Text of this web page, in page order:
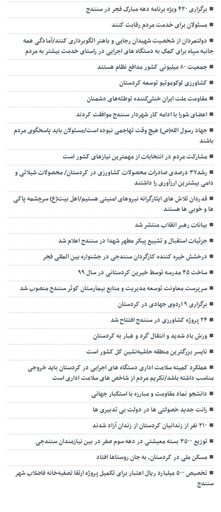
برگزاری ۴۲۰ ویژه برنامه دهه مبارک فجر در سنندج
مسئولان برای خدمت مردم رقابت کنند
دولتمردان از شخصیت شهیدان رجایی و باهنر الگوبرداری کنند/آمادگی همه
جانبه سپاه برای کمک به دستگاه های اجرایی در راستای خدمت بیشتر به مردم
جمعیت ۸۰ میلیونی کشور مدافع نظام هستند
کشاورزی لوکوموتیو توسعه کردستان
مقاومت ملت ایران خنثی‌کننده توطئه‌های دشمنان
اعضای شورا با ادامه کار شهردار سنندج موافقت کردند
جهاد رسول الله(ص) هیچ وقت تهاجمی نبوده است/مسئولان باید پاسخگوی مردم
باشند
مشارکت مردم در انتخابات از مهمترین نیازهای کشور است
رشد۳۷ درصدی صادرات محصولات کشاورزی در کردستان/ محصولات شیلاتی و
دامی بیشترین ارزآوری را داشتند
قدردان تلاش های ایثارگرانه نیروهای امنیتی هستیم/اهل بیت(ع) سرچشمه پاکی
ها و خوبی ها هستند
بیانات رهبر انقلاب منتشر شد
جزئیات استقبال و تشییع پیکر مطهر شهدا در سنندج اعلام شد
درخشش خیره کننده کارگردان سنندجی در جشنواره بین المللی فجر
ساخت ۴۵ مدرسه توسط خیرین کردستانی در سال ۹۹
سرپرست معاونت توسعه مدیریت و منابع بیمارستان کوثر سنندج منصوب شد
برگزاری ۹ اردوی جهادی در کردستان
۲۴ پروژه کشاورزی در سنندج افتتاح شد
وزش باد شدید و انتقال گرد و غبار به کردستان
نایسر بزرگترین منطقه حاشیه‌نشین کل کشور است
عملکرد کمیته سلامت اداری دستگاه های اجرایی در کردستان باید خروجی
مناسب داشته باشد/تکریم مردم از شاخص های سلامت اداری است
دانشجو نماد مقاومت و مبارزه با استکبار جهانی
رانت جدید خصولتی ها در دولت بی تدبيری ها
۲۱۰ نفر از زندانیان کردستان از زندان آزاد شدند
توزیع ۳۵۰۰ بسته معیشتی در دهه سوم صفر در بین نیازمندان سنندجی
مسکن ملی در کردستان، به جان روستاها افتاد
تخصیص ۵۰۰ میلیارد ریال اعتبار برای تکمیل پروژه ارتقا تصفیه‌خانه فاضلاب شهر
سنندج